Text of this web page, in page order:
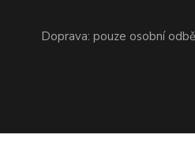
Doprava: pouze osobní